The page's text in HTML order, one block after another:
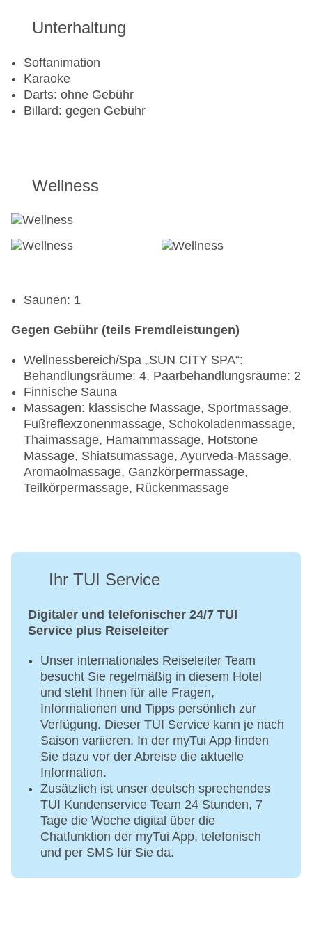
Unterhaltung
Softanimation
Karaoke
Darts: ohne Gebühr
Billard: gegen Gebühr
Wellness
Saunen: 1
Gegen Gebühr (teils Fremdleistungen)
Wellnessbereich/Spa „SUN CITY SPA“:
Behandlungsräume: 4, Paarbehandlungsräume: 2
Finnische Sauna
Massagen: klassische Massage, Sportmassage,
Fußreflexzonenmassage, Schokoladenmassage,
Thaimassage, Hamammassage, Hotstone
Massage, Shiatsumassage, Ayurveda-Massage,
Aromaölmassage, Ganzkörpermassage,
Teilkörpermassage, Rückenmassage
Ihr TUI Service
Digitaler und telefonischer 24/7 TUI
Service plus Reiseleiter
Unser internationales Reiseleiter Team
besucht Sie regelmäßig in diesem Hotel
und steht Ihnen für alle Fragen,
Informationen und Tipps persönlich zur
Verfügung. Dieser TUI Service kann je nach
Saison variieren. In der myTui App finden
Sie dazu vor der Abreise die aktuelle
Information.
Zusätzlich ist unser deutsch sprechendes
TUI Kundenservice Team 24 Stunden, 7
Tage die Woche digital über die
Chatfunktion der myTui App, telefonisch
und per SMS für Sie da.